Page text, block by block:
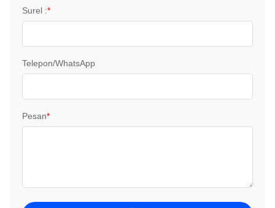
Surel :*
Telepon/WhatsApp
Pesan*